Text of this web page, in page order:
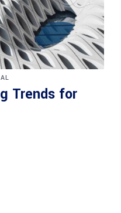
Trends for